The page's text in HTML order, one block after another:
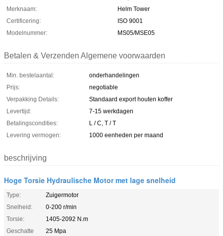
Merknaam:
Helm Tower
Certificering:
ISO 9001
Modelnummer:
MS05/MSE05
Betalen & Verzenden Algemene voorwaarden
Min. bestelaantal:
onderhandelingen
Prijs:
negotiable
Verpakking Details:
Standaard export houten koffer
Levertijd:
7-15 werkdagen
Betalingscondities:
L / C, T / T
Levering vermogen:
1000 eenheden per maand
beschrijving
Hoge Torsie Hydraulische Motor met lage snelheid
Type:
Zuigermotor
Snelheid:
0-200 r/min
Torsie:
1405-2092 N.m
Geschatte
25 Mpa